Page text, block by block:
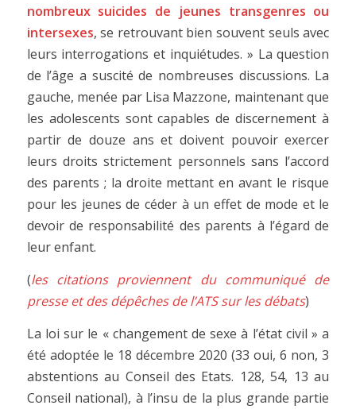
nombreux suicides de jeunes transgenres ou
intersexes, se retrouvant bien souvent seuls avec
leurs interrogations et inquiétudes. » La question
de l’âge a suscité de nombreuses discussions. La
gauche, menée par Lisa Mazzone, maintenant que
les adolescents sont capables de discernement à
partir de douze ans et doivent pouvoir exercer
leurs droits strictement personnels sans l’accord
des parents ; la droite mettant en avant le risque
pour les jeunes de céder à un effet de mode et le
devoir de responsabilité des parents à l’égard de
leur enfant.
(les citations proviennent du communiqué de
presse et des dépêches de l’ATS sur les débats)
La loi sur le « changement de sexe à l’état civil » a
été adoptée le 18 décembre 2020 (33 oui, 6 non, 3
abstentions au Conseil des Etats. 128, 54, 13 au
Conseil national), à l’insu de la plus grande partie